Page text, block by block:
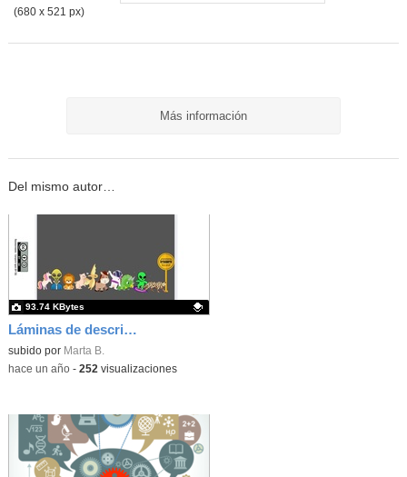
(680 x 521 px)
Más información
Del mismo autor…
Láminas de descripción para jugar a los números ordinales
Contenido educativo.
subido por Marta B.
93.74 KBytes
-hace un año- 252 visualizaciones